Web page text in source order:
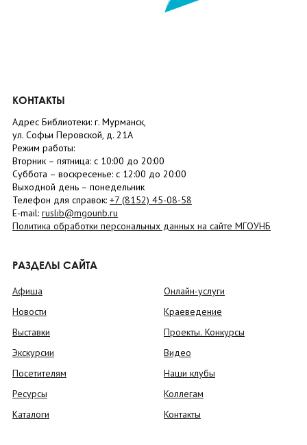
КОНТАКТЫ
Адрес Библиотеки: г. Мурманск,
ул. Софьи Перовской, д. 21А
Режим работы:
Вторник – пятница: с 10:00 до 20:00
Суббота – воскресенье: c 12:00 до 20:00
Выходной день – понедельник
Телефон для справок: +7 (8152) 45-08-58
E-mail: ruslib@mgounb.ru
Политика обработки персональных данных на сайте МГОУНБ
РАЗДЕЛЫ САЙТА
Афиша
Новости
Выставки
Экскурсии
Посетителям
Ресурсы
Каталоги
Онлайн-услуги
Краеведение
Проекты. Конкурсы
Видео
Наши клубы
Коллегам
Контакты